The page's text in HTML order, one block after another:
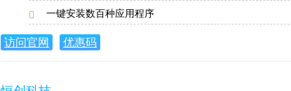
一键安装数百种应用程序
访问官网 优惠码